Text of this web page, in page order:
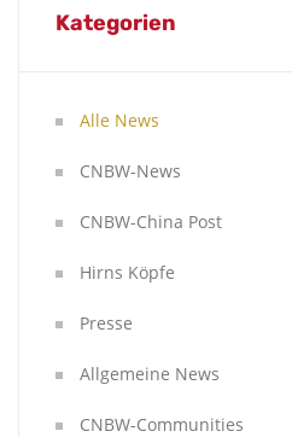
Kategorien
Alle News
CNBW-News
CNBW-China Post
Hirns Köpfe
Presse
Allgemeine News
CNBW-Communities